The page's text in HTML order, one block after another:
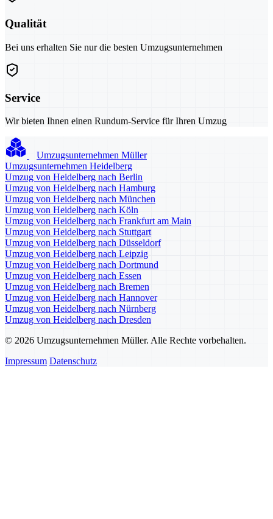
Qualität
Bei uns erhalten Sie nur die besten Umzugsunternehmen
Service
Wir bieten Ihnen einen Rundum-Service für Ihren Umzug
Umzugsunternehmen Müller
Umzugsunternehmen Heidelberg
Umzug von Heidelberg nach Berlin
Umzug von Heidelberg nach Hamburg
Umzug von Heidelberg nach München
Umzug von Heidelberg nach Köln
Umzug von Heidelberg nach Frankfurt am Main
Umzug von Heidelberg nach Stuttgart
Umzug von Heidelberg nach Düsseldorf
Umzug von Heidelberg nach Leipzig
Umzug von Heidelberg nach Dortmund
Umzug von Heidelberg nach Essen
Umzug von Heidelberg nach Bremen
Umzug von Heidelberg nach Hannover
Umzug von Heidelberg nach Nürnberg
Umzug von Heidelberg nach Dresden
© 2026 Umzugsunternehmen Müller. Alle Rechte vorbehalten.
Impressum Datenschutz